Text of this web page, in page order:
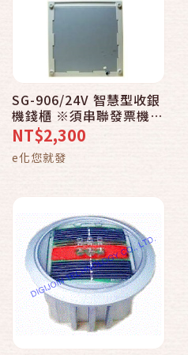
SG-906/24V 智慧型收銀
機錢櫃 ※須串聯發票機或
出據機使用
NT$2,300
e化您就發